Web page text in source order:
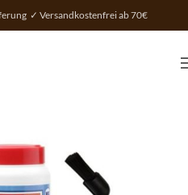
✓ Versandkostenfrei ab 70€